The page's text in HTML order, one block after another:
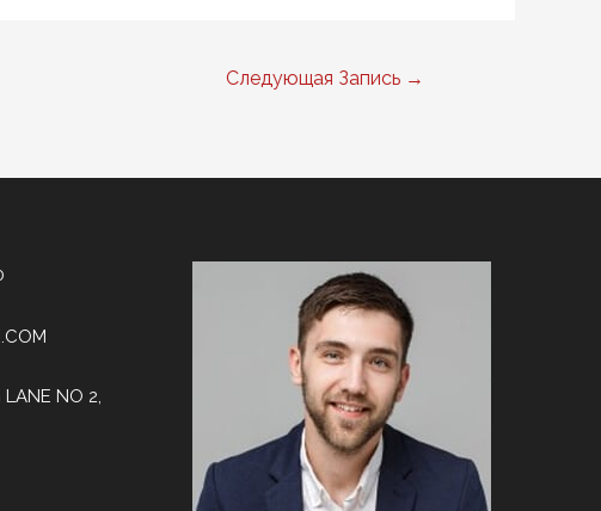
Следующая Запись →
NO 2,